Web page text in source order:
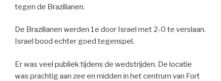
tegen de Brazilianen.
De Brazilianen werden 1e door Israel met 2-0 te verslaan.
Israel bood echter goed tegenspel.
Er was veel publiek tijdens de wedstrijden. De locatie
was prachtig aan zee en midden in het centrum van Fort